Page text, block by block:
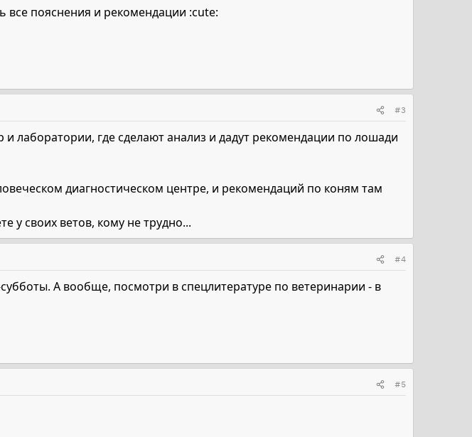
все пояснения и рекомендации :cute:
#3
лаборатории, где сделают анализ и дадут рекомендации по лошади
диагностическом центре, и рекомендаций по коням там
у своих ветов, кому не трудно...
#4
А вообще, посмотри в спецлитературе по ветеринарии - в
#5